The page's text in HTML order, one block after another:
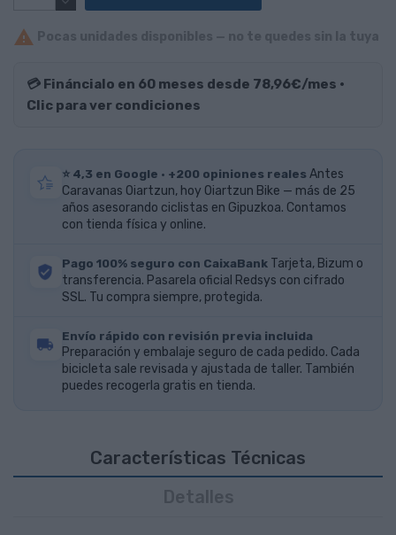

💳 Fináncialo en 60 meses desde 78,96€/mes ·
Clic para ver condiciones
⭐ 4,3 en Google · +200 opiniones reales Antes
Caravanas Oiartzun, hoy Oiartzun Bike — más de 25
años asesorando ciclistas en Gipuzkoa. Contamos
con tienda física y online.
Pago 100% seguro con CaixaBank Tarjeta, Bizum o
transferencia. Pasarela oficial Redsys con cifrado
SSL. Tu compra siempre, protegida.
Envío rápido con revisión previa incluida
Preparación y embalaje seguro de cada pedido. Cada
bicicleta sale revisada y ajustada de taller. También
puedes recogerla gratis en tienda.
Características Técnicas